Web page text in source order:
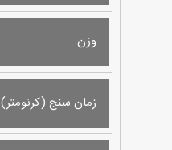
وزن
زمان سنج (کرنومتر)